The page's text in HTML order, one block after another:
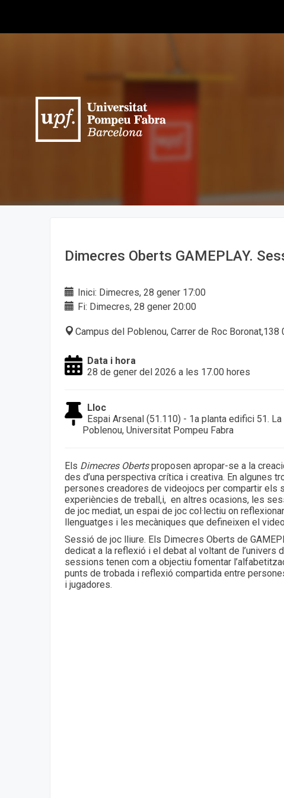
Dimecres Oberts GAMEPLAY.
Inici: Dimecres, 28 gener 17:00
Fi: Dimecres, 28 gener 20:00
Campus del Poblenou, Carrer de Roc Boronat,138
Data i hora
28 de gener del 2026 a les 17.00 hores
Lloc
Espai Arsenal (51.110) - 1a planta edifici 51.
Poblenou, Universitat Pompeu Fabra
Els Dimecres Obertsproposen apropar-se a la
des d’una perspectiva crítica i creativa. En algunes
persones creadores de videojocs per compartir els
experiències de treball,i, en altres ocasions, les
de joc mediat, un espai de joc col·lectiu on
llenguatges i les mecàniques que defineixen el
Sessió de joc lliure. Els Dimecres Oberts de
dedicat a la reflexió i el debat al voltant de l’univers
sessions tenen com a objectiu fomentar
punts de trobada i reflexió compartida entre
i jugadores.